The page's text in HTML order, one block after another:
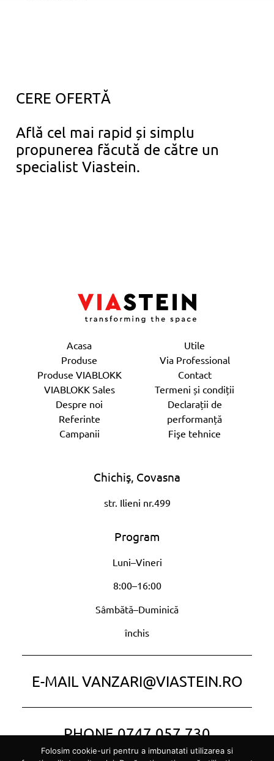
CERE OFERTĂ
Află cel mai rapid și simplu
propunerea făcută de către un
specialist Viastein.
Acasa
Produse
Produse VIABLOKK
VIABLOKK Sales
Despre noi
Referinte
Campanii
Utile
Via Professional
Contact
Termeni și condiții
Declarații de
performanță
Fişe tehnice
Chichiş, Covasna
str. Ilieni nr.499
Program
Luni–Vineri
8:00–16:00
Sâmbătă–Duminică
închis
E-MAIL VANZARI@VIASTEIN.RO
PHONE0747 057 730
Folosim cookie-uri pentru a imbunatati utilizarea si